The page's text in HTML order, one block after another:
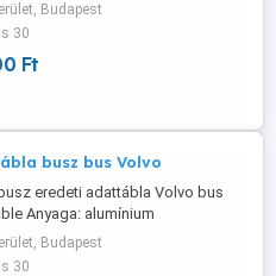
Ikarus busz bus 2 Ikarus
26 stb. Szállítás
BP.ker. vagy MPL posta
Budapest
30
Ft
busz bus Volvo
eredeti adattábla Volvo bus
Anyaga: alumínium
cm
Budapest
30